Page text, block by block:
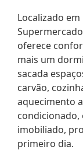
Localizado
oferece
mais um
sacada
carvão,
aquecimento
condicionado,
imobiliado,
primeiro dia.